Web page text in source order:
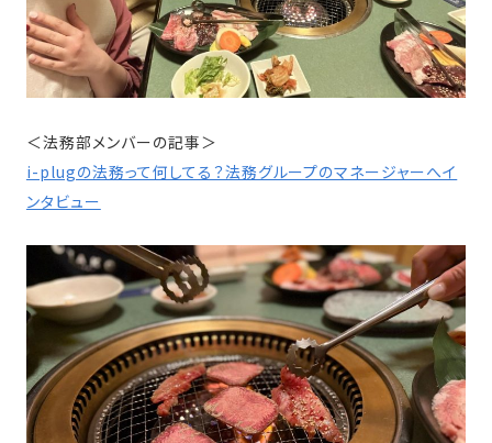
＜法務部メンバーの記事＞
i-plugの法務って何してる？法務グループのマネージャーへイ
ンタビュー